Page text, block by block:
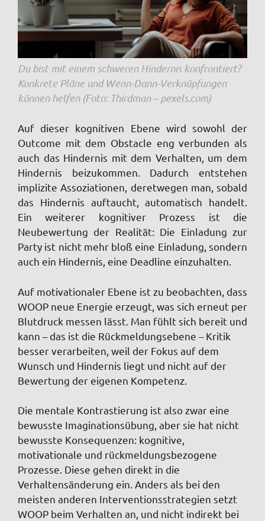
Du bist mit einem schweren Hindernis konfrontiert?
Konkrete Pläne und Wenn-Dann-Verknüpfungen
können helfen (Foto: Thirdman – pexels.com)
Auf dieser kognitiven Ebene wird sowohl der
Outcome mit dem Obstacle eng verbunden als
auch das Hindernis mit dem Verhalten, um dem
Hindernis beizukommen. Dadurch entstehen
implizite Assoziationen, deretwegen man, sobald
das Hindernis auftaucht, automatisch handelt.
Ein weiterer kognitiver Prozess ist die
Neubewertung der Realität: Die Einladung zur
Party ist nicht mehr bloß eine Einladung, sondern
auch ein Hindernis, eine Deadline einzuhalten.
Auf motivationaler Ebene ist zu beobachten, dass
WOOP neue Energie erzeugt, was sich erneut per
Blutdruck messen lässt. Man fühlt sich bereit und
kann – das ist die Rückmeldungsebene – Kritik
besser verarbeiten, weil der Fokus auf dem
Wunsch und Hindernis liegt und nicht auf der
Bewertung der eigenen Kompetenz.
Die mentale Kontrastierung ist also zwar eine
bewusste Imaginationsübung, aber sie hat nicht
bewusste Konsequenzen: kognitive,
motivationale und rückmeldungsbezogene
Prozesse. Diese gehen direkt in die
Verhaltensänderung ein. Anders als bei den
meisten anderen Interventionsstrategien setzt
WOOP beim Verhalten an, und nicht indirekt bei